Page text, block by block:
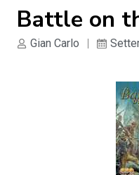
Battle on
Gian Carlo